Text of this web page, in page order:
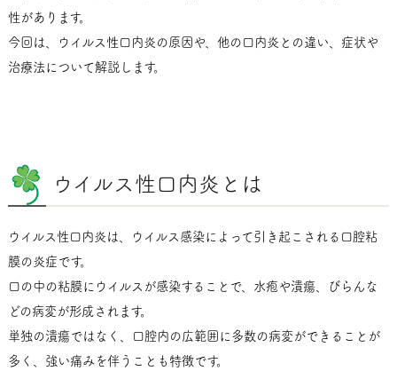
性があります。
今回は、ウイルス性口内炎の原因や、他の口内炎との違い、症状や
治療法について解説します。
ウイルス性口内炎とは
ウイルス性口内炎は、ウイルス感染によって引き起こされる口腔粘
膜の炎症です。
口の中の粘膜にウイルスが感染することで、水疱や潰瘍、びらんな
どの病変が形成されます。
単独の潰瘍ではなく、口腔内の広範囲に多数の病変ができることが
多く、強い痛みを伴うことも特徴です。